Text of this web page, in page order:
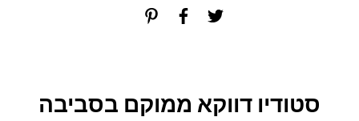
סטודיו דווקא ממוקם בסביבה